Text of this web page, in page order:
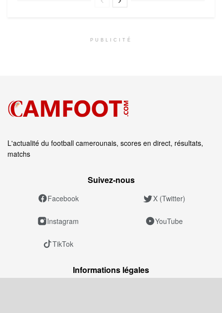
PUBLICITÉ
L'actualité du football camerounais, scores en direct, résultats,
matchs
Suivez‑nous
Facebook X (Twitter)
Instagram YouTube
TikTok
Informations légales